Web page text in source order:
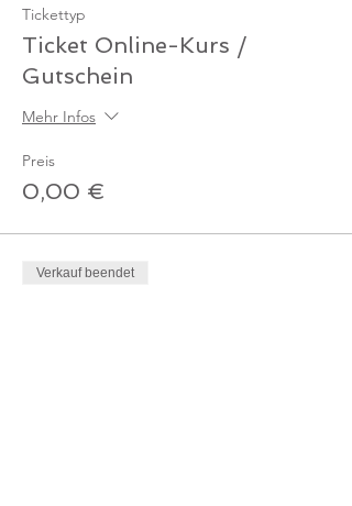
Tickettyp
Ticket Online-Kurs /
Gutschein
Mehr Infos
Preis
0,00 €
Verkauf beendet